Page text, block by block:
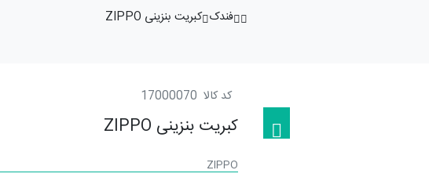
فندک کبریت بنزینی ZIPPO
کد کالا 17000070
کبریت بنزینی ZIPPO
ZIPPO